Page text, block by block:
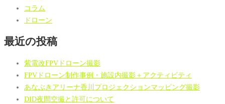
コラム
ドローン
最近の投稿
紫電改FPVドローン撮影
FPVドローン制作事例・施設内撮影＋アクティビティ
あなぶきアリーナ香川プロジェクションマッピング撮影
DID夜間空撮と許可について